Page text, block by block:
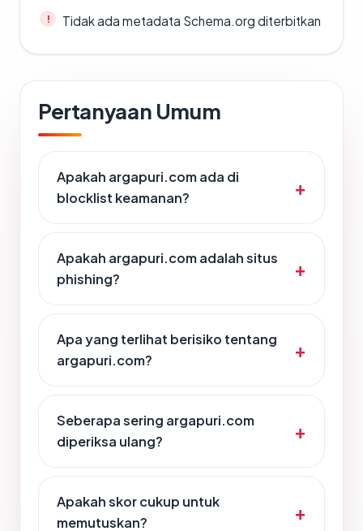
Tidak ada metadata Schema.org diterbitkan
Pertanyaan Umum
Apakah argapuri.com ada di
blocklist keamanan?
Apakah argapuri.com adalah situs
phishing?
Apa yang terlihat berisiko tentang
argapuri.com?
Seberapa sering argapuri.com
diperiksa ulang?
Apakah skor cukup untuk
memutuskan?